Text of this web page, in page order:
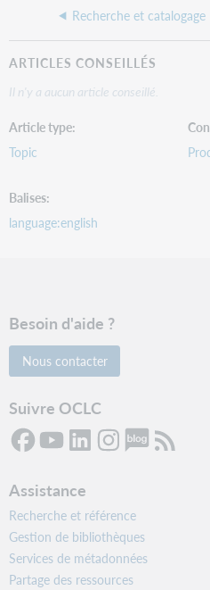
Recherche et catalogage
ARTICLES CONSEILLÉS
Il n'y a aucun article conseillé.
Article type
Topic
Balises
language:english
Besoin d'aide ?
Nous contacter
Suivre OCLC
Assistance
Recherche et référence
Gestion de bibliothèques
Services de métadonnées
Partage des ressources